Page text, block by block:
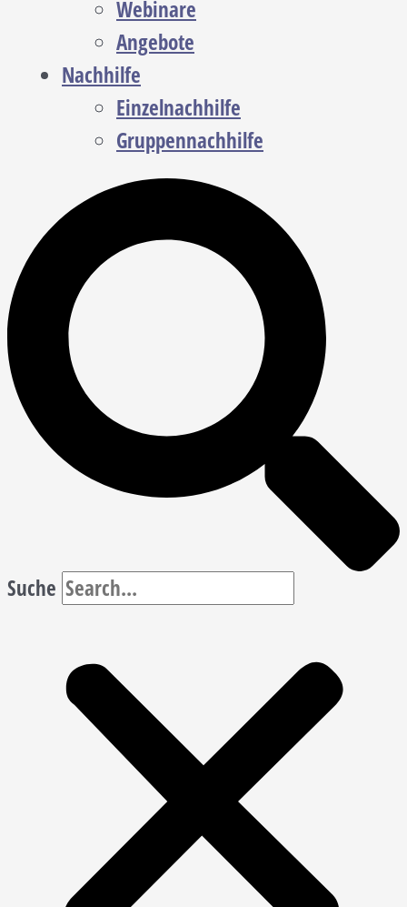
Webinare
Angebote
Nachhilfe
Einzelnachhilfe
Gruppennachhilfe
Suche